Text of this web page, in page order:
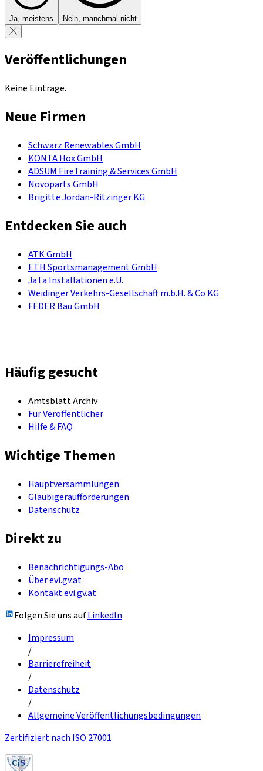
Ja, meistens Nein, manchmal nicht
Veröffentlichungen
Keine Einträge.
Neue Firmen
Schwarz Renewables GmbH
KONTA Hox GmbH
ADSUM FireTraining & Services GmbH
Novoparts GmbH
Brigitte Jordan-Ritzinger KG
Entdecken Sie auch
ATK GmbH
ETH Sportsmanagement GmbH
JaTa Installationen e.U.
Weidinger Verkehrs-Gesellschaft m.b.H. & Co KG
FEDER Bau GmbH
Häufig gesucht
Amtsblatt Archiv
Für Veröffentlicher
Hilfe & FAQ
Wichtige Themen
Hauptversammlungen
Gläubigeraufforderungen
Datenschutz
Direkt zu
Benachrichtigungs-Abo
Über evi.gv.at
Kontakt evi.gv.at
Folgen Sie uns aufLinkedIn
Impressum
/
Barrierefreiheit
/
Datenschutz
/
Allgemeine Veröffentlichungsbedingungen
Zertifiziert nach ISO 27001